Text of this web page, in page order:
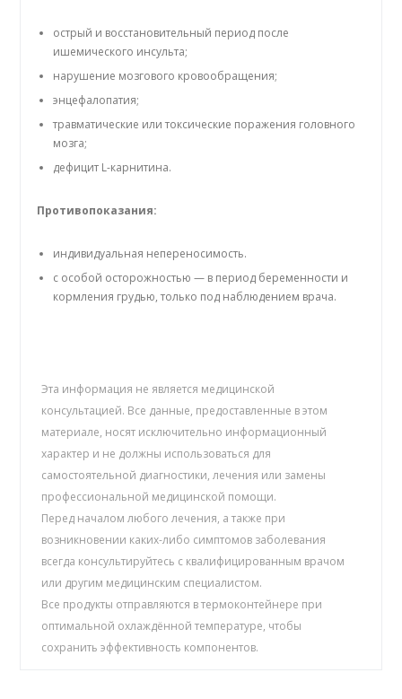
острый и восстановительный период после
ишемического инсульта;
нарушение мозгового кровообращения;
энцефалопатия;
травматические или токсические поражения головного
мозга;
дефицит L-карнитина.
Противопоказания:
индивидуальная непереносимость.
с особой осторожностью — в период беременности и
кормления грудью, только под наблюдением врача.
Эта информация не является медицинской
консультацией. Все данные, предоставленные в этом
материале, носят исключительно информационный
характер и не должны использоваться для
самостоятельной диагностики, лечения или замены
профессиональной медицинской помощи.
Перед началом любого лечения, а также при
возникновении каких-либо симптомов заболевания
всегда консультируйтесь с квалифицированным врачом
или другим медицинским специалистом.
Все продукты отправляются в термоконтейнере при
оптимальной охлаждённой температуре, чтобы
сохранить эффективность компонентов.